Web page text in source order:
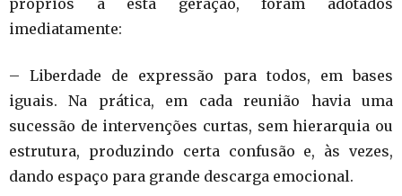
próprios a esta geração, foram adotados
imediatamente:
– Liberdade de expressão para todos, em bases
iguais. Na prática, em cada reunião havia uma
sucessão de intervenções curtas, sem hierarquia ou
estrutura, produzindo certa confusão e, às vezes,
dando espaço para grande descarga emocional.